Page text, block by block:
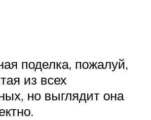
поделка, пожалуй,
из всех
но выглядит она